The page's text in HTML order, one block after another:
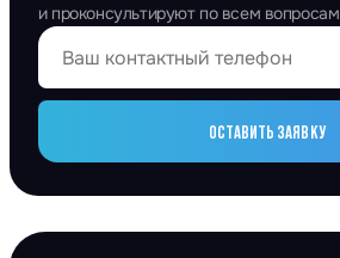
и проконсультируют по всем вопросам
ОСТАВИТЬ ЗАЯВКУ